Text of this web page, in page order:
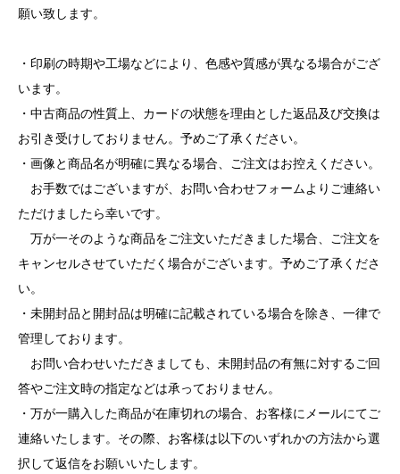
願い致します。
・印刷の時期や工場などにより、色感や質感が異なる場合がござ
います。
・中古商品の性質上、カードの状態を理由とした返品及び交換は
お引き受けしておりません。予めご了承ください。
・画像と商品名が明確に異なる場合、ご注文はお控えください。
お手数ではございますが、お問い合わせフォームよりご連絡い
ただけましたら幸いです。
万が一そのような商品をご注文いただきました場合、ご注文を
キャンセルさせていただく場合がございます。予めご了承くださ
い。
・未開封品と開封品は明確に記載されている場合を除き、一律で
管理しております。
お問い合わせいただきましても、未開封品の有無に対するご回
答やご注文時の指定などは承っておりません。
・万が一購入した商品が在庫切れの場合、お客様にメールにてご
連絡いたします。その際、お客様は以下のいずれかの方法から選
択して返信をお願いいたします。